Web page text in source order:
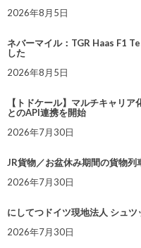
2026年8月5日
ネバーマイル：TGR Haas F1
した
2026年8月5日
【トドケール】マルチキャリ
とのAPI連携を開始
2026年7月30日
JR貨物／お盆休み期間の貨物列
2026年7月30日
にしてつドイツ現地法人 シュ
2026年7月30日